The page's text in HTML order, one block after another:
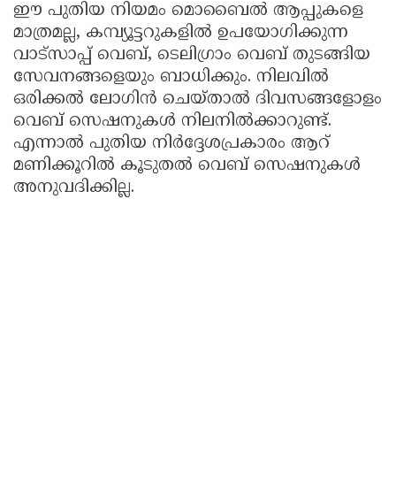
ഈ പുതിയ നിയമം മൊബൈൽ ആപ്പുകളെ
മാത്രമല്ല, കമ്പ്യൂട്ടറുകളിൽ ഉപയോഗിക്കുന്ന
വാട്സാപ്പ് വെബ്, ടെലിഗ്രാം വെബ് തുടങ്ങിയ
സേവനങ്ങളെയും ബാധിക്കും. നിലവിൽ
ഒരിക്കൽ ലോഗിൻ ചെയ്താൽ ദിവസങ്ങളോളം
വെബ് സെഷനുകൾ നിലനിൽക്കാറുണ്ട്.
എന്നാൽ പുതിയ നിർദ്ദേശപ്രകാരം ആറ്
മണിക്കൂറിൽ കൂടുതൽ വെബ് സെഷനുകൾ
അനുവദിക്കില്ല.